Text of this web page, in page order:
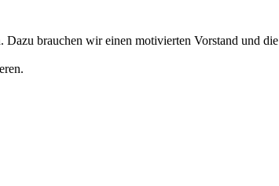
Dazu brauchen wir einen motivierten Vorstand und die